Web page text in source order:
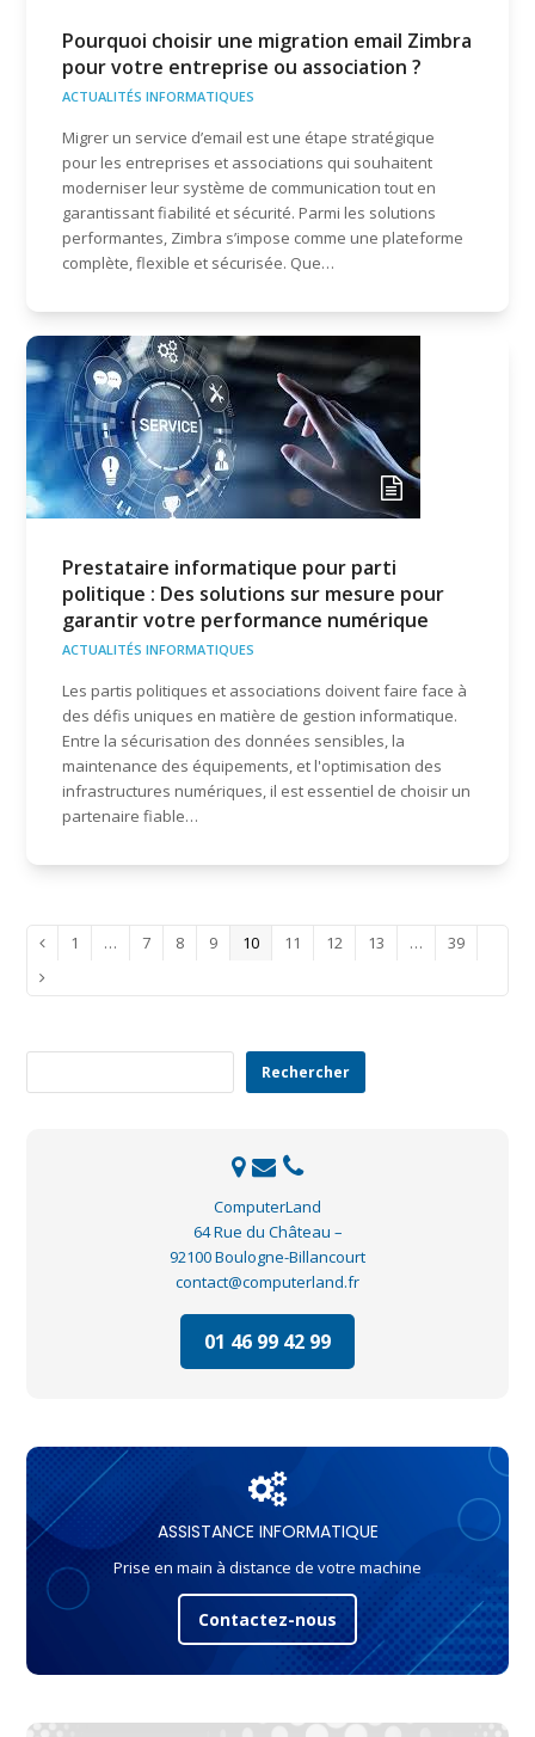
Pourquoi choisir une migration email Zimbra
pour votre entreprise ou association ?
ACTUALITÉS INFORMATIQUES
Migrer un service d’email est une étape stratégique
pour les entreprises et associations qui souhaitent
moderniser leur système de communication tout en
garantissant fiabilité et sécurité. Parmi les solutions
performantes, Zimbra s’impose comme une plateforme
complète, flexible et sécurisée. Que…
Prestataire informatique pour parti
politique : Des solutions sur mesure pour
garantir votre performance numérique
ACTUALITÉS INFORMATIQUES
Les partis politiques et associations doivent faire face à
des défis uniques en matière de gestion informatique.
Entre la sécurisation des données sensibles, la
maintenance des équipements, et l'optimisation des
infrastructures numériques, il est essentiel de choisir un
partenaire fiable…
Précédent
Page
1 … Page
7 Page
8 Page
9 Page
10 Page
11 Page
12 Page
13 … Page
39
Suivant
Rechercher
ComputerLand
64 Rue du Château –
92100 Boulogne-Billancourt
contact@computerland.fr
01 46 99 42 99
ASSISTANCE INFORMATIQUE
Prise en main à distance de votre machine
Contactez-nous